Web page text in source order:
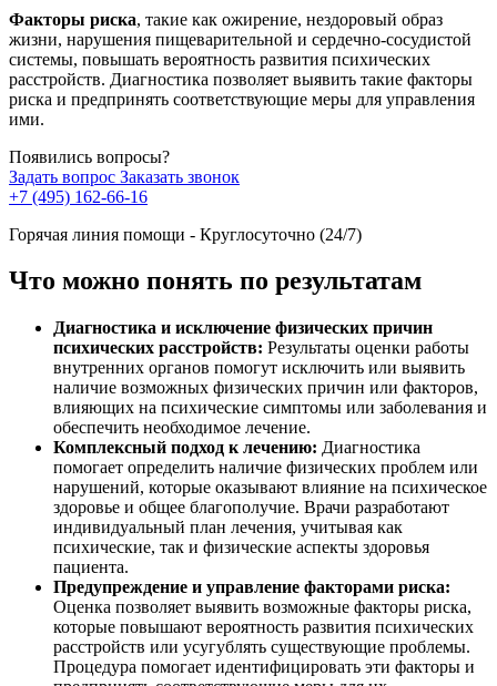
Факторы риска, такие как ожирение, нездоровый образ
жизни, нарушения пищеварительной и сердечно-сосудистой
системы, повышать вероятность развития психических
расстройств. Диагностика позволяет выявить такие факторы
риска и предпринять соответствующие меры для управления
ими.
Появились вопросы?
Задать вопрос Заказать звонок
+7 (495) 162-66-16
Горячая линия помощи - Круглосуточно (24/7)
Что можно понять по результатам
Диагностика и исключение физических причин
психических расстройств: Результаты оценки работы
внутренних органов помогут исключить или выявить
наличие возможных физических причин или факторов,
влияющих на психические симптомы или заболевания и
обеспечить необходимое лечение.
Комплексный подход к лечению: Диагностика
помогает определить наличие физических проблем или
нарушений, которые оказывают влияние на психическое
здоровье и общее благополучие. Врачи разработают
индивидуальный план лечения, учитывая как
психические, так и физические аспекты здоровья
пациента.
Предупреждение и управление факторами риска:
Оценка позволяет выявить возможные факторы риска,
которые повышают вероятность развития психических
расстройств или усугублять существующие проблемы.
Процедура помогает идентифицировать эти факторы и